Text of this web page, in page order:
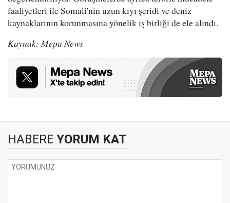
faaliyetleri ile Somali'nin uzun kıyı şeridi ve deniz
kaynaklarının korunmasına yönelik iş birliği de ele alındı.
Kaynak: Mepa News
HABERE YORUM KAT